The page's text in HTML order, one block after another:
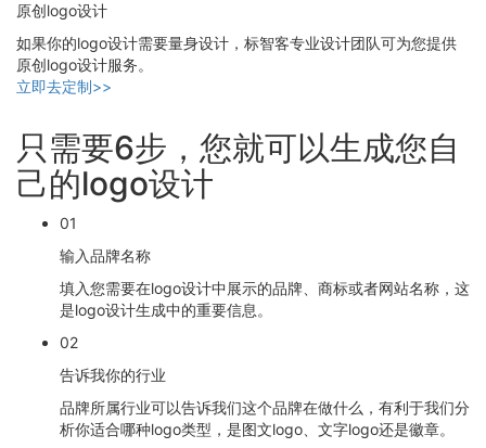
原创logo设计
如果你的logo设计需要量身设计，标智客专业设计团队可为您提供
原创logo设计服务。
立即去定制>>
只需要6步，您就可以生成您自
己的logo设计
01
输入品牌名称
填入您需要在logo设计中展示的品牌、商标或者网站名称，这
是logo设计生成中的重要信息。
02
告诉我你的行业
品牌所属行业可以告诉我们这个品牌在做什么，有利于我们分
析你适合哪种logo类型，是图文logo、文字logo还是徽章。